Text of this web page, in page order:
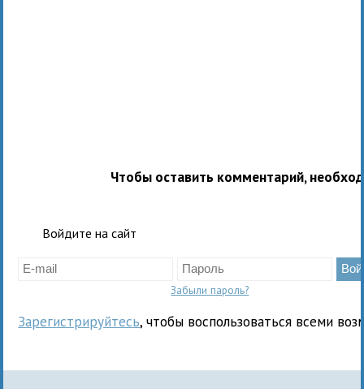
Чтобы оставить комментарий,
Войдите на сайт
Забыли пароль?
Зарегистрируйтесь, чтобы воспользоваться всеми